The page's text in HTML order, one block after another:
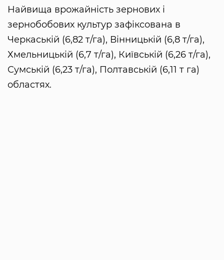
Найвища врожайність зернових і
зернобобових культур зафіксована в
Черкаській (6,82 т/га), Вінницькій (6,8 т/га),
Хмельницькій (6,7 т/га), Київській (6,26 т/га),
Сумській (6,23 т/га), Полтавській (6,11 т га)
областях.